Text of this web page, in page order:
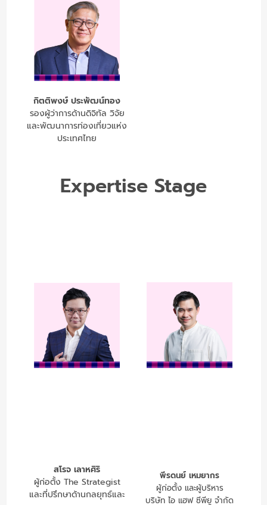
กิตติพงษ์ ประพัฒน์ทอง
รองผู้ว่าการด้านดิจิทัล วิจัย
และพัฒนาการท่องเที่ยวแห่ง
ประเทศไทย
Expertise Stage
สโรจ เลาหศิริ
ผู้ก่อตั้ง The Strategist
และที่ปรึกษาด้านกลยุทธ์และ
พีรดนย์ เหมยากร
ผู้ก่อตั้ง และผู้บริหาร
บริษัท ไอ แฮฟ ซีพียู จำกัด